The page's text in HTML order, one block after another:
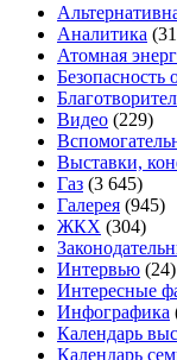
Аналитика
Атомная
Безопасность
Видео (229)
Выставки,
Газ (3 645)
Галерея (945)
ЖКХ (304)
Интервью (24)
Интересные
Инфографика
Календарь
Календарь